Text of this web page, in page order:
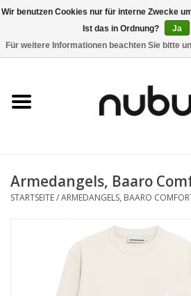
Damen
Accessoires
Armedangels, Baaro
STARTSEITE/ARMEDANGELS, BAARO
Wir benutzen Cookies nur für interne Zwecke
Ist das in Ordnung?
Ja
Für weitere Informationen beachten Sie bitte